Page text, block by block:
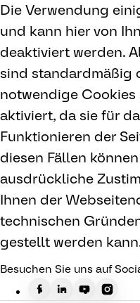
Die Verwendung
und kann hier von
deaktiviert werden.
sind standardmäßig
notwendige
aktiviert, da sie für
Funktionieren der
diesen Fällen
ausdrückliche
Ihnen der
technischen
gestellt werden
Besuchen Sie uns auf